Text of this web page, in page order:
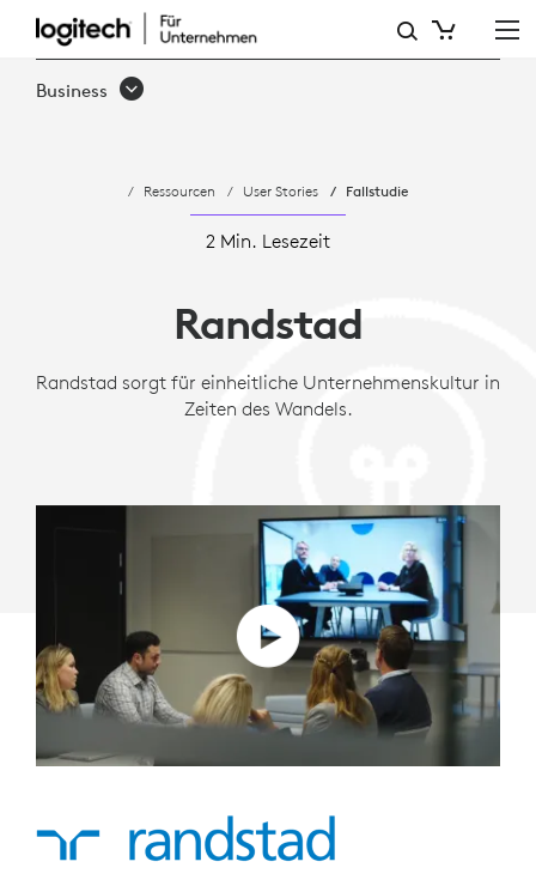
FALLSTUDIE:
WIE
LOGITECH
VIRTUELLE
MEETINGS
STANDARDISIERTE
Business
Ressourcen User Stories Fallstudie
2 Min. Lesezeit
Randstad
Randstad sorgt für einheitliche Unternehmenskultur in
Zeiten des Wandels.